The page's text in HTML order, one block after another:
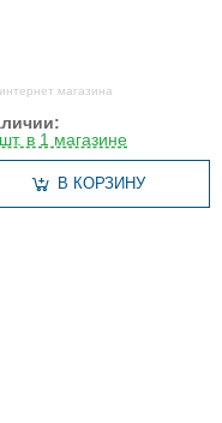
магазина
в 1 магазине
В КОРЗИНУ